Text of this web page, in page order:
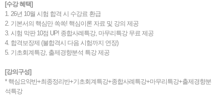
[수강 혜택]
1. 26년 10월 시험 합격 시 수강료 환급
2. 기본서의 핵심만 쏙쏙! 핵심이론 자료 및 강의 제공
3. 시험 막판 10점 UP! 종합사례특강, 마무리특강 무료 제공
4. 합격보장제 (불합격시 다음 시험까지 연장)
5. 기초회계특강, 출제경향분석 특강 제공
[강의구성]
* 핵심요약반+최종정리반+기초회계특강+종합사례특강+마무리특강+출제경향분
석특강